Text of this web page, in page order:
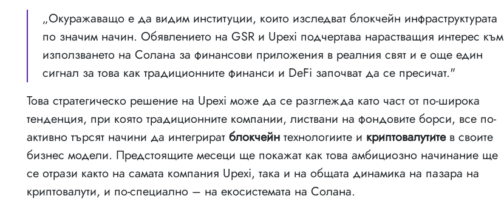
„Окуражаващо е да видим институции, които изследват блокчейн инфраструктурата
по значим начин. Обявлението на GSR и Upexi подчертава нарастващия интерес към
използването на Солана за финансови приложения в реалния свят и е още един
сигнал за това как традиционните финанси и DeFi започват да се пресичат."
Това стратегическо решение на Upexi може да се разглежда като част от по-широка
тенденция, при която традиционните компании, листвани на фондовите борси, все по-
активно търсят начини да интегрират блокчейн технологиите и криптовалутитев своите
бизнес модели. Предстоящите месеци ще покажат как това амбициозно начинание ще
се отрази както на самата компания Upexi, така и на общата динамика на пазара на
криптовалути, и по-специално – на екосистемата на Солана.